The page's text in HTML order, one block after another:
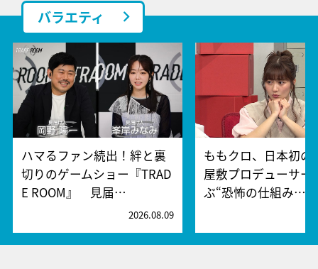
バラエティ
ハマるファン続出！絆と裏
切りのゲームショー『TRAD
E ROOM』 見届…
2026.08.09
ももクロ、日本初の
屋敷プロデューサー
ぶ“恐怖の仕組み…